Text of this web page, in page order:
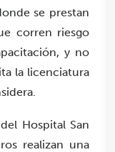
se prestan
corren riesgo
y no
la licenciatura
Hospital San
realizan una